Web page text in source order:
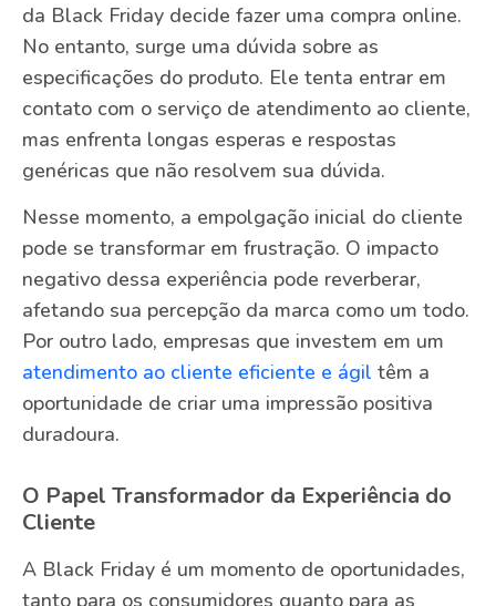
da Black Friday decide fazer uma compra online.
No entanto, surge uma dúvida sobre as
especificações do produto. Ele tenta entrar em
contato com o serviço de atendimento ao cliente,
mas enfrenta longas esperas e respostas
genéricas que não resolvem sua dúvida.
Nesse momento, a empolgação inicial do cliente
pode se transformar em frustração. O impacto
negativo dessa experiência pode reverberar,
afetando sua percepção da marca como um todo.
Por outro lado, empresas que investem em um
atendimento ao cliente eficiente e ágil têm a
oportunidade de criar uma impressão positiva
duradoura.
O Papel Transformador da Experiência do
Cliente
A Black Friday é um momento de oportunidades,